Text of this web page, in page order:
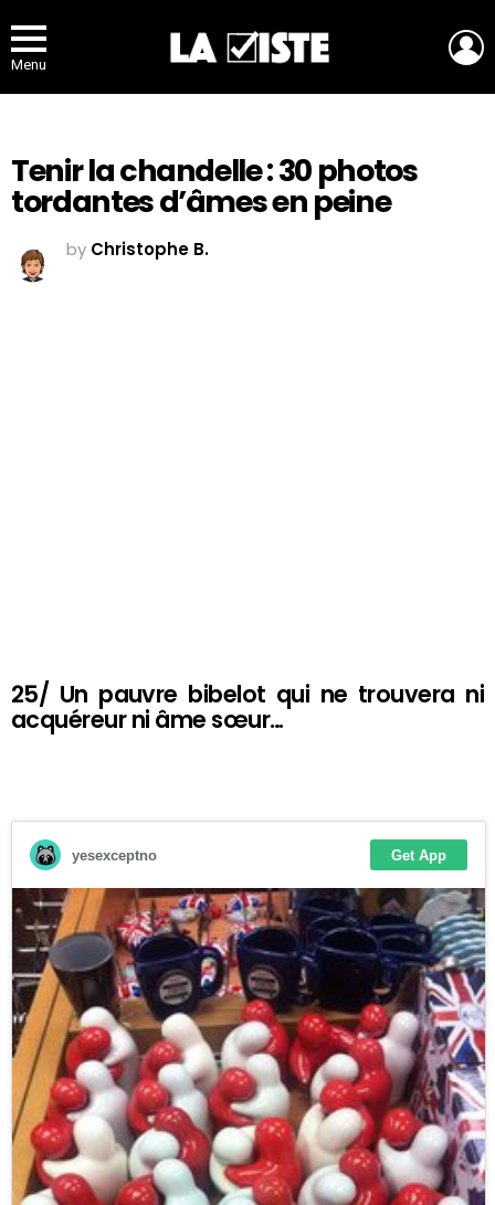
Menu
Tenir la chandelle : 30 photos
tordantes d’âmes en peine
by Christophe B.
25/ Un pauvre bibelot qui ne trouvera ni
acquéreur ni âme sœur…